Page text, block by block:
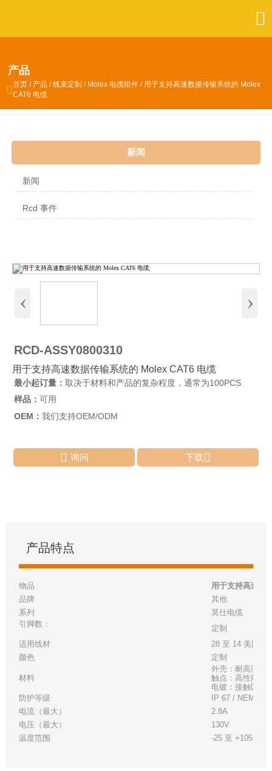

产品
 首页 / 产品 /线束定制 / Molex 电缆组件 / 用于支持高速数据传输系统的 Molex
CAT6 电缆
新闻
新闻
Rcd 事件
‹ ›
RCD-ASSY0800310
用于支持高速数据传输系统的 Molex CAT6 电缆
最小起订量： 取决于材料和产品的复杂程度，通常为100PCS
样品： 可用
OEM： 我们支持OEM/ODM
 询问 下载
产品特点
物品
用于支持高速数
品牌
其他
系列
莫仕电缆
引脚数：
定制
适用线材
28 至 14 美国线
颜色
定制
材料
外壳：耐高温白
触点：高性能铜
电镀：接触区 -
防护等级
IP 67 / NEMA 6P
电流（最大）
2.8A
电压（最大）
130V
温度范围
-25 至 +105°C